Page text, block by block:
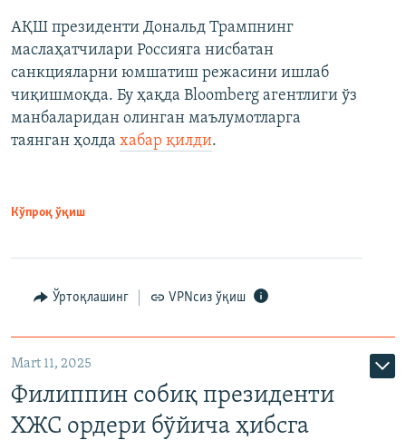
АҚШ президенти Дональд Трампнинг
маслаҳатчилари Россияга нисбатан
санкцияларни юмшатиш режасини ишлаб
чиқишмоқда. Бу ҳақда Bloomberg агентлиги ўз
манбаларидан олинган маълумотларга
таянган ҳолда хабар қилди.
Кўпроқ ўқиш
Ўртоқлашинг VPNсиз ўқиш
Mart 11, 2025
Филиппин собиқ президенти
ХЖС ордери бўйича ҳибсга